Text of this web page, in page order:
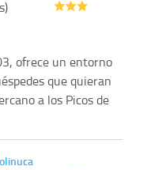
ofrece un entorno
que quieran
a los Picos de